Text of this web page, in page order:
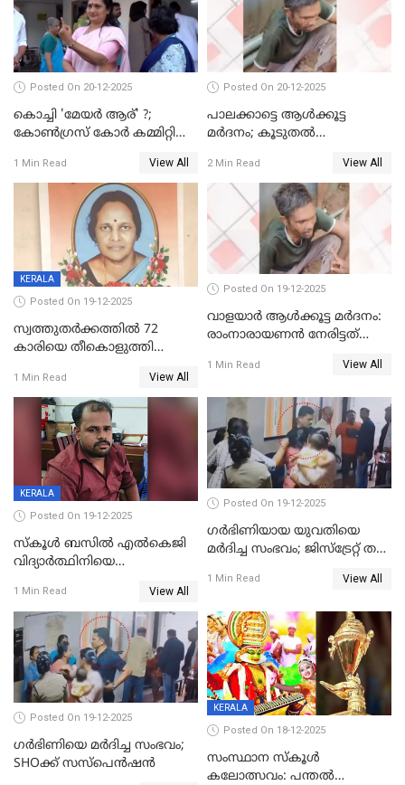
Posted On 20-12-2025
കൊച്ചി 'മേയർ ആര്' ?;
കോണ്‍ഗ്രസ് കോര്‍ കമ്മിറ്റി
1 Min Read View All
Posted On 20-12-2025
പാലക്കാട്ടെ ആള്‍ക്കൂട്ട
മര്‍ദനം; കൂടുതല്‍
അംഗ സംഘമെന്ന് വിവരം
2 Min Read View All
KERALA
Posted On 19-12-2025
സ്വത്തുതര്‍ക്കത്തില്‍ 72
കാരിയെ തീകൊളുത്തി
ക്രൂരകൊലപാതകത്തില്‍
സഹോദരിപുത്രന് ജീവപര്യന്തം
1 Min Read View All
Posted On 19-12-2025
വാളയാർ ആൾക്കൂട്ട മർദനം:
രാംനാരായണൻ നേരിട്ടത്
നാൽപ്പതിലേറെ
റിപ്പോർട്ട്
1 Min Read View All
KERALA
Posted On 19-12-2025
സ്കൂൾ ബസിൽ എൽകെജി
വിദ്യാര്‍ത്ഥിനിയെ
ക്ലീനര്‍ പിടിയിൽ
1 Min Read View All
Posted On 19-12-2025
ഗര്‍ഭിണിയായ യുവതിയെ
മര്‍ദിച്ച സംഭവം; ജിസ്‌ട്രേറ്റ് തല
യുവതി
1 Min Read View All
Posted On 19-12-2025
ഗര്‍ഭിണിയെ മർദിച്ച സംഭവം;
SHOക്ക് സസ്പെൻഷൻ
KERALA
Posted On 18-12-2025
സംസ്ഥാന സ്കൂൾ
കലോത്സവം: പന്തൽ